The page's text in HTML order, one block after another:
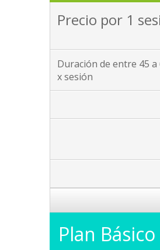
Precio por 1
Duración de entre 45 a
x sesión
Plan Básico